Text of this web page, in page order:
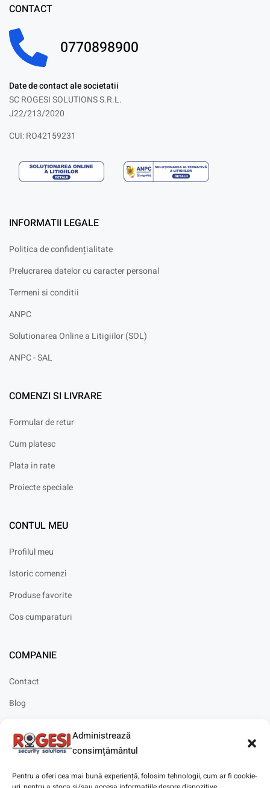
Administrează
consimțământul
Pentru a oferi cea mai bună experiență, folosim tehnologii, cum ar fi cookie-
CONTACT
0770898900
Date de contact ale societatii
SC ROGESI SOLUTIONS S.R.L.
J22/213/2020
CUI: RO42159231
INFORMATII LEGALE
Politica de confidențialitate
Prelucrarea datelor cu caracter personal
Termeni si conditii
ANPC
Solutionarea Online a Litigiilor (SOL)
ANPC - SAL
COMENZI SI LIVRARE
Formular de retur
Cum platesc
Plata in rate
Proiecte speciale
CONTUL MEU
Profilul meu
Istoric comenzi
Produse favorite
Cos cumparaturi
COMPANIE
Contact
Blog
Solicitare instalare